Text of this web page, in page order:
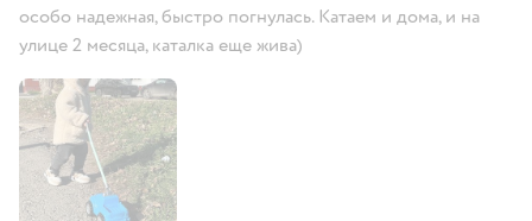
особо надежная, быстро погнулась. Катаем и дома, и на
улице 2 месяца, каталка еще жива)